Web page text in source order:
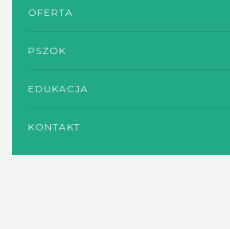
OFERTA
PSZOK
EDUKACJA
KONTAKT